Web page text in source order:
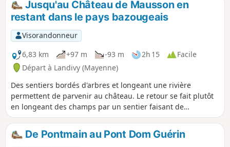
Jusqu'au Château de Mausson en
restant dans le pays bazougeais
Visorandonneur
6,83 km
+97 m -93 m 2h 15
Facile
Départ à Landivy (Mayenne)
Des sentiers bordés d'arbres et longeant une rivière
permettent de parvenir au château. Le retour se fait plutôt
en longeant des champs par un sentier faisant de
nombreux coudes.
De Pontmain au Pont Dom Guérin